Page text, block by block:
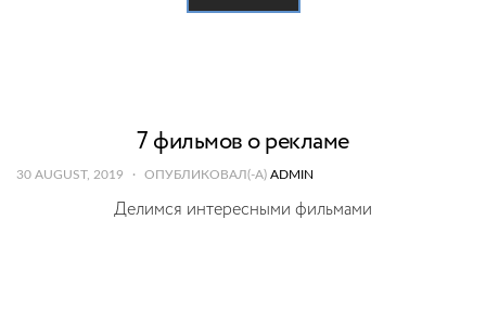
7 фильмов о рекламе
30 AUGUST, 2019 ОПУБЛИКОВАЛ(-А) ADMIN
Делимся интересными фильмами